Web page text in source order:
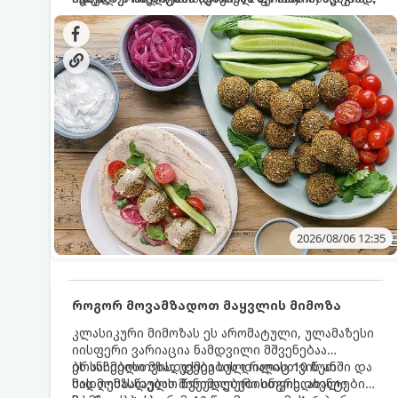
სალათებთან ერთად ან ტახინის (სესამის)
სოუსთან მირთმევისთვის.
იდეალურად შეინარჩუნოს და არ დაიშალოს.
დრო: 10–15 წუთი ულუფა: 20–24 ცალი ბურთულა
(4–6 პორცია)
2026/08/06 12:35
როგორ მოვამზადოთ მაყვლის მიმოზა
კლასიკური მიმოზას ეს არომატული, ულამაზესი
იისფერი ვარიაცია ნამდვილი მშვენებაა
ბრანჩებისთვის, უქმეების დილისთვის ან
სადღესასწაულო წვეულებებისთვის. ახალი
ეს სასმელი მზადდება სულ რაღაც 10 წუთში და
მის მომზადებას მინიმალური ინგრედიენტები